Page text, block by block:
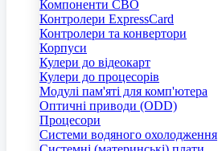
Компоненти СВО
Контролери ExpressCard
Контролери та конвертори
Корпуси
Кулери до відеокарт
Кулери до процесорів
Модулі пам'яті для комп'ютера
Оптичні приводи (ODD)
Процесори
Системи водяного охолодження